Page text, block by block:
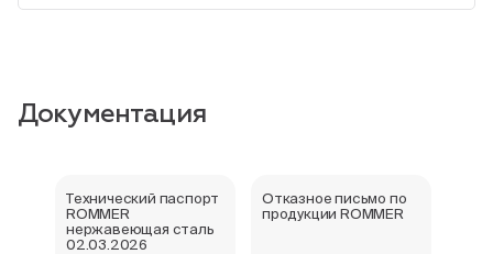
Документация
Технический паспорт
ROMMER
нержавеющая сталь
02.03.2026
Отказное письмо по
продукции ROMMER